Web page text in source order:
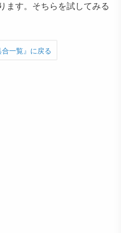
ます。そちらを試してみる
一覧』に戻る